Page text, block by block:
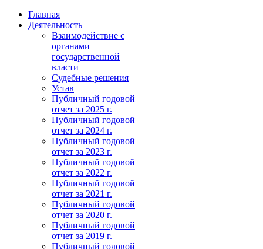
Главная
Деятельность
Взаимодействие с
органами
государственной
власти
Судебные решения
Устав
Публичный годовой
отчет за 2025 г.
Публичный годовой
отчет за 2024 г.
Публичный годовой
отчет за 2023 г.
Публичный годовой
отчет за 2022 г.
Публичный годовой
отчет за 2021 г.
Публичный годовой
отчет за 2020 г.
Публичный годовой
отчет за 2019 г.
Публичный годовой